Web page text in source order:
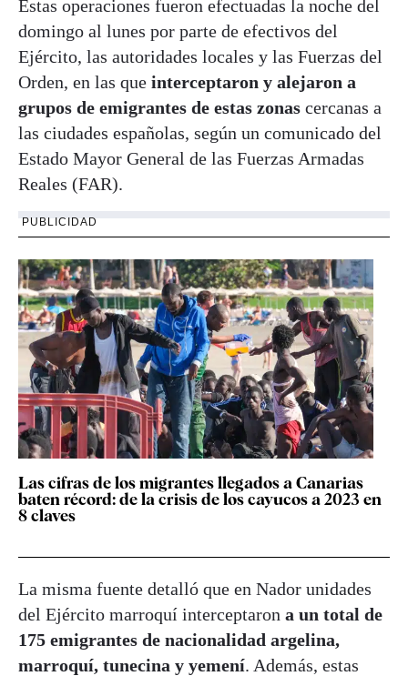
Estas operaciones fueron efectuadas la noche del
domingo al lunes por parte de efectivos del
Ejército, las autoridades locales y las Fuerzas del
Orden, en las que interceptaron y alejaron a
grupos de emigrantes de estas zonas cercanas a
las ciudades españolas, según un comunicado del
Estado Mayor General de las Fuerzas Armadas
Reales (FAR).
PUBLICIDAD
Las cifras de los migrantes llegados a Canarias
baten récord: de la crisis de los cayucos a 2023 en
8 claves
La misma fuente detalló que en Nador unidades
del Ejército marroquí interceptaron a un total de
175 emigrantes de nacionalidad argelina,
marroquí, tunecina y yemení. Además, estas